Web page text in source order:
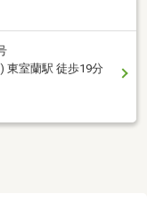
東室蘭駅 徒歩19分